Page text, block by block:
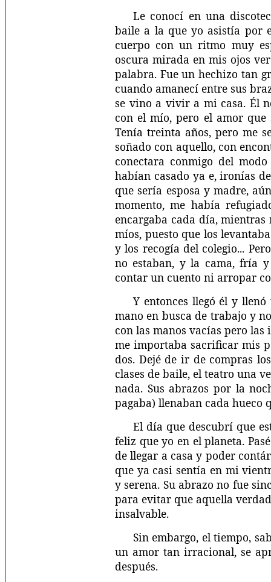
Le conocí en una
baile a la que yo asistía por
cuerpo con un ritmo muy
oscura mirada en mis ojos
palabra. Fue un hechizo tan
cuando amanecí entre sus
se vino a vivir a mi casa. Él
con el mío, pero el amor
Tenía treinta años, pero me
soñado con aquello, con
conectara conmigo del
habían casado ya e, ironías
que sería esposa y madre,
momento, me había
encargaba cada día,
míos, puesto que los
y los recogía del colegio...
no estaban, y la cama, fría
contar un cuento ni arropar
Y entonces llegó él y
mano en busca de trabajo y
con las manos vacías pero
me importaba sacrificar mis
dos. Dejé de ir de compras
clases de baile, el teatro una
nada. Sus abrazos por la
pagaba) llenaban cada hueco
El día que descubrí que
feliz que yo en el planeta.
de llegar a casa y poder
que ya casi sentía en mi
y serena. Su abrazo no fue
para evitar que aquella
insalvable.
Sin embargo, el tiempo,
un amor tan irracional, se
después.